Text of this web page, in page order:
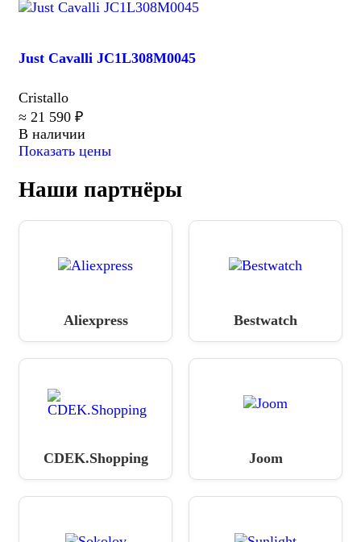
Just Cavalli JC1L308M0045
Cristallo
≈ 21 590 ₽
В наличии
Показать цены
Наши партнёры
Aliexpress Bestwatch
CDEK.Shopping Joom